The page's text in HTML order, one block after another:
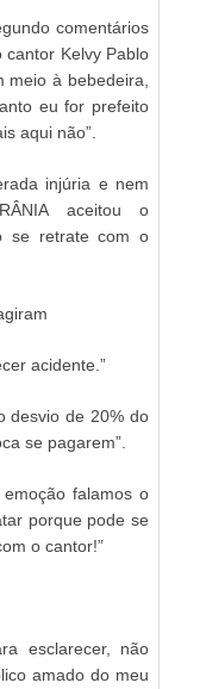
comentários
Kelvy Pablo
à bebedeira,
eu for prefeito
aqui não”.
injúria e nem
aceitou o
se retrate com o
acidente.”
desvio de 20% do
se pagarem”.
falamos o
porque pode se
o cantor!”
esclarecer, não
amado do meu